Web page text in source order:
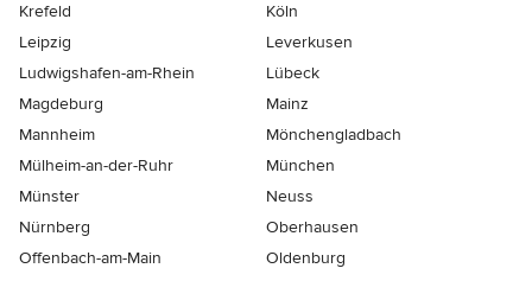
Krefeld
Köln
Leipzig
Leverkusen
Ludwigshafen-am-Rhein
Lübeck
Magdeburg
Mainz
Mannheim
Mönchen­gladbach
Mülheim-an-der-Ruhr
München
Münster
Neuss
Nürnberg
Oberhausen
Offenbach-am-Main
Oldenburg